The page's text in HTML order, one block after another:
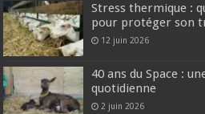
Stress thermique :
pour protéger son
12 juin 2026
40 ans du Space :
quotidienne
2 juin 2026